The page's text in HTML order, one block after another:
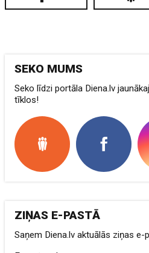
SEKO MUMS
Seko līdzi portāla Diena.lv
tīklos!
ZIŅAS E-PASTĀ
Saņem Diena.lv aktuālās ziņas e-